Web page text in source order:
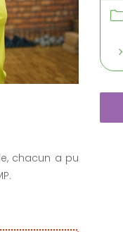
chacun a pu